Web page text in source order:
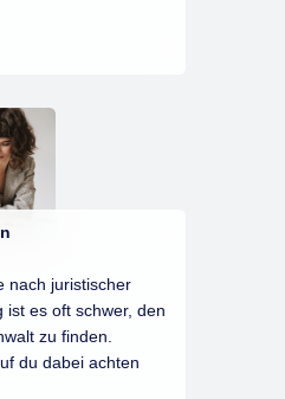
nach juristischer
ist es oft schwer, den
zu finden.
du dabei achten